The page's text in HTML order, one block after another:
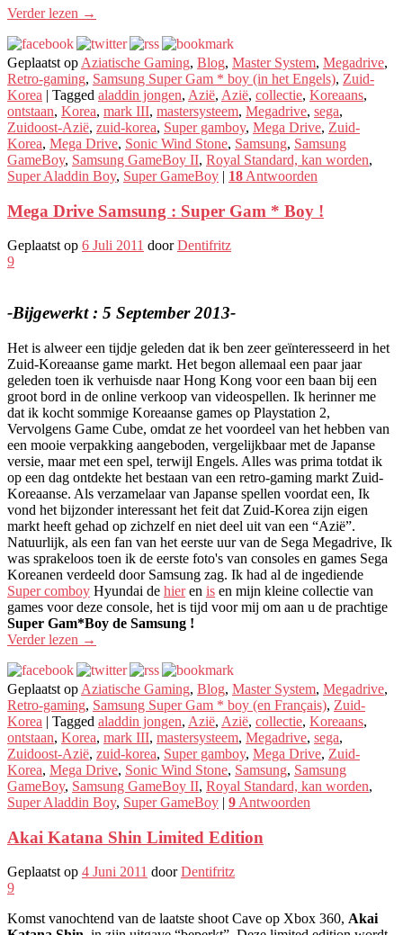
Verder lezen →
Geplaatst op Aziatische Gaming, Blog, Master System, Megadrive,
Retro-gaming, Samsung Super Gam * boy (in het Engels), Zuid-
Korea | Tagged aladdin jongen, Azië, Azië, collectie, Koreaans,
ontstaan, Korea, mark III, mastersysteem, Megadrive, sega,
Zuidoost-Azië, zuid-korea, Super gamboy, Mega Drive, Zuid-
Korea, Mega Drive, Sonic Wind Stone, Samsung, Samsung
GameBoy, Samsung GameBoy II, Royal Standard, kan worden,
Super Aladdin Boy, Super GameBoy | 18 Antwoorden
Mega Drive Samsung : Super Gam * Boy !
Geplaatst op 6 Juli 2011 doorDentifritz
9
-Bijgewerkt : 5 September 2013-
Het is alweer een tijdje geleden dat ik ben zeer geïnteresseerd in het
Zuid-Koreaanse game markt. Het begon allemaal een paar jaar
geleden toen ik verhuisde naar Hong Kong voor een baan bij een
groot bord in de online verkoop van videospellen. Ik herinner me
dat ik kocht sommige Koreaanse games op Playstation 2,
Vervolgens Game Cube, omdat ze het voordeel van het hebben van
een mooie verpakking aangeboden, vergelijkbaar met de Japanse
versie, maar met een spel, terwijl Engels. Alles was prima totdat ik
op een dag ontdekte het bestaan ​​van een retro-gaming markt Zuid-
Koreaanse. Als verzamelaar van Japanse spellen voordat een, Ik
vond het bijzonder interessant het feit dat Zuid-Korea zijn eigen
markt heeft gehad op zichzelf en niet deel uit van een “Azië”.
Natuurlijk, als een fan van het eerste uur van de Sega Megadrive, Ik
was sprakeloos toen ik de eerste foto's van consoles en games Sega
Koreanen verdeeld door Samsung zag. Ik had al de ingediende
Super comboy Hyundai de hieren is en mijn kleine collectie van
games voor deze console, het is tijd voor mij om aan u de prachtige
Super Gam*Boy de Samsung !
Verder lezen →
Geplaatst op Aziatische Gaming, Blog, Master System, Megadrive,
Retro-gaming, Samsung Super Gam * boy (en Français), Zuid-
Korea | Tagged aladdin jongen, Azië, Azië, collectie, Koreaans,
ontstaan, Korea, mark III, mastersysteem, Megadrive, sega,
Zuidoost-Azië, zuid-korea, Super gamboy, Mega Drive, Zuid-
Korea, Mega Drive, Sonic Wind Stone, Samsung, Samsung
GameBoy, Samsung GameBoy II, Royal Standard, kan worden,
Super Aladdin Boy, Super GameBoy | 9 Antwoorden
Akai Katana Shin Limited Edition
Geplaatst op 4 Juni 2011 doorDentifritz
9
Komst vanochtend van de laatste shoot Cave op Xbox 360, Akai